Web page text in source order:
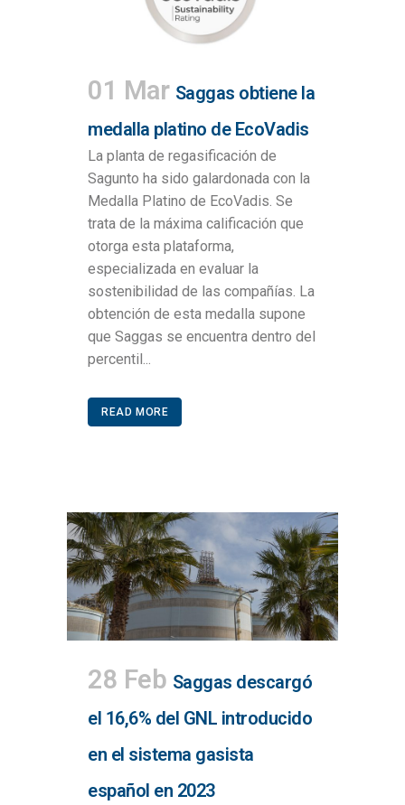
01 Mar Saggas obtiene la
medalla platino de EcoVadis
La planta de regasificación de
Sagunto ha sido galardonada con la
Medalla Platino de EcoVadis. Se
trata de la máxima calificación que
otorga esta plataforma,
especializada en evaluar la
sostenibilidad de las compañías. La
obtención de esta medalla supone
que Saggas se encuentra dentro del
percentil...
READ MORE
28 Feb Saggas descargó
el 16,6% del GNL introducido
en el sistema gasista
español en 2023